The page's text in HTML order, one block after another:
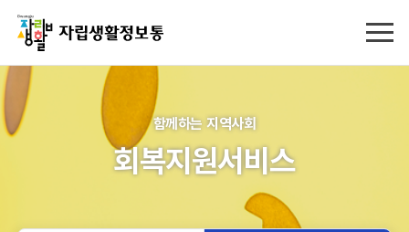
함께하는 지역사회
회복지원서비스